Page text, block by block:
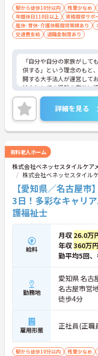
駅から徒歩10分以内 残業少なめ
年間休日110日以上
資格取得サポ
産休･育休･介護休暇取得実績あり
交通費支給
退職金制度あり
「自分や自分の家族がして
供する」という理念のもと
開する大手法人が運営して
祉士としての経験を存分に
ます。最大の魅力は、専門
の社内資格「マジ神制度」
認定されると最大月4万円
な収入アップが可能です。
力や睡眠センサー等のDX化
象となる年間3万円の医療
の圧倒的な福利厚生のもと
テップアップ等、介護のプ
アを築けます。
★おすすめPOINT★
【これまでの経験・専門性
です】
・独自の社内資格「マジ神
ると1資格につき月1万円（
算されます。
・ケアマネジャーの受験料
で全額補助されるため、次
【最先端のDX導入で、身
減】
・スマホ記録や睡眠センサ
担を大きく軽減しています。
・業務の効率化により月の
度と少なく、体力的なゆと
向き合えます。
詳細を見る
有料老人ホーム
株式会社ベネッセスタイルケア
株式会社ベネッセスタイル
【愛知県／名古屋
3日！多彩なキャリ
護福祉士
給料
月収 26.0万
年収360万
勤平均5回
勤務地
愛知県 名古
名古屋市営
徒歩4分
雇用形態 正社員(正職
駅から徒歩10分以内 残業少なめ